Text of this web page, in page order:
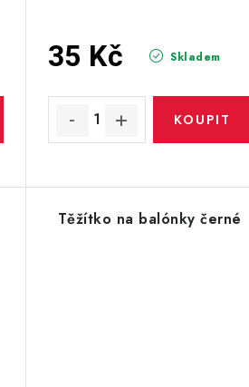
Skladem
35 Kč
Těžítko na balónky černé